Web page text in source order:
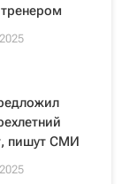
пишут СМИ